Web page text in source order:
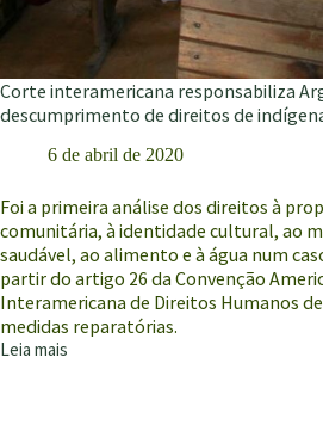
Corte interamericana responsabiliza
descumprimento de direitos de
6 de abril de 2020
Foi a primeira análise dos direitos à
comunitária, à identidade cultural, ao
saudável, ao alimento e à água num
partir do artigo 26 da Convenção
Interamericana de Direitos Humanos
medidas reparatórias.
Leia mais
Corte